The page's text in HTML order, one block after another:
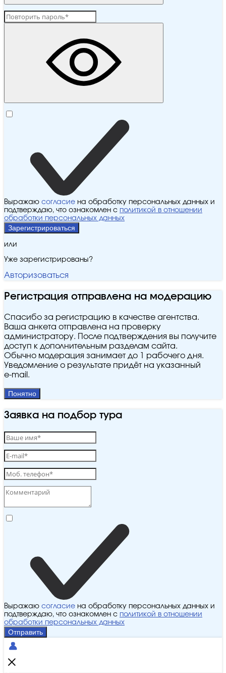
Выражаю согласие на обработку персональных данных и
подтверждаю, что ознакомлен с политикой в отношении
обработки персональных данных
Зарегистрироваться
или
Уже зарегистрированы?
Авторизоваться
Регистрация отправлена на модерацию
Спасибо за регистрацию в качестве агентства.
Ваша анкета отправлена на проверку
администратору. После подтверждения вы получите
доступ к дополнительным разделам сайта.
Обычно модерация занимает до 1 рабочего дня.
Уведомление о результате придёт на указанный
e‑mail.
Понятно
Заявка на подбор тура
Выражаю согласие на обработку персональных данных и
подтверждаю, что ознакомлен с политикой в отношении
обработки персональных данных
Отправить